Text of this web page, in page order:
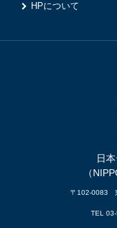
HPについて
日
（
〒102-0083
TEL